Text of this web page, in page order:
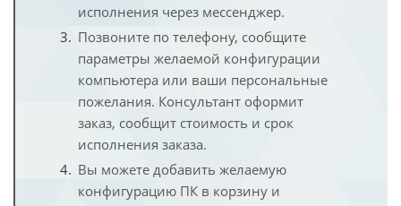
исполнения через мессенджер.
Позвоните по телефону, сообщите
параметры желаемой конфигурации
компьютера или ваши персональные
пожелания. Консультант оформит
заказ, сообщит стоимость и срок
исполнения заказа.
Вы можете добавить желаемую
конфигурацию ПК в корзину и